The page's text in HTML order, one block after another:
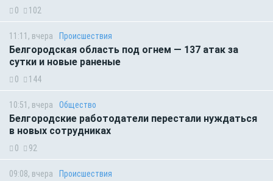
0 102
11:11, вчера Происшествия
Белгородская область под огнем — 137 атак за
сутки и новые раненые
0 144
10:51, вчера Общество
Белгородские работодатели перестали нуждаться
в новых сотрудниках
0 92
09:08, вчера Происшествия